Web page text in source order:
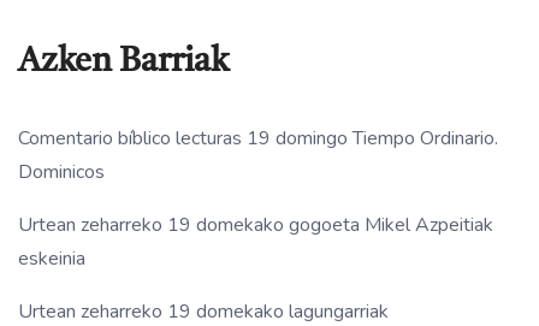
Azken Barriak
Comentario bíblico lecturas 19 domingo Tiempo Ordinario.
Dominicos
Urtean zeharreko 19 domekako gogoeta Mikel Azpeitiak
eskeinia
Urtean zeharreko 19 domekako lagungarriak